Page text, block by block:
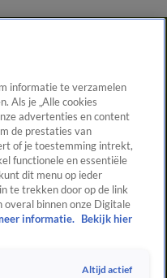
informatie te verzamelen
Als je „Alle cookies
advertenties en content
de prestaties van
of je toestemming intrekt,
functionele en essentiële
dit menu op ieder
te trekken door op de link
overal binnen onze Digitale
informatie.
Bekijk hier
Altijd actief